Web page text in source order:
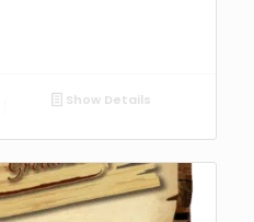
Show Details